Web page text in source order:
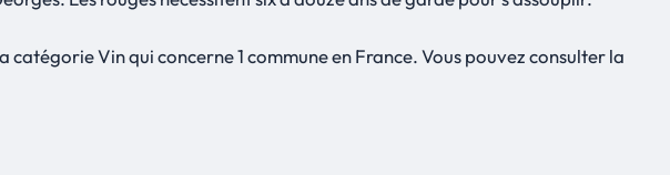
Vin qui concerne 1 commune en France. Vous pouvez consulter la